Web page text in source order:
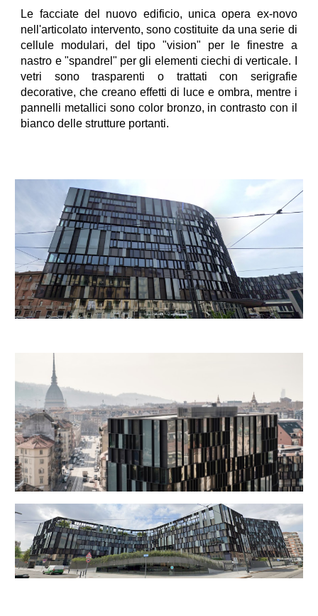
Le facciate del nuovo edificio, unica opera ex-novo
nell'articolato intervento, sono costituite da una serie di
cellule modulari, del tipo "vision" per le finestre a
nastro e "spandrel" per gli elementi ciechi di verticale. I
vetri sono trasparenti o trattati con serigrafie
decorative, che creano effetti di luce e ombra, mentre i
pannelli metallici sono color bronzo, in contrasto con il
bianco delle strutture portanti.